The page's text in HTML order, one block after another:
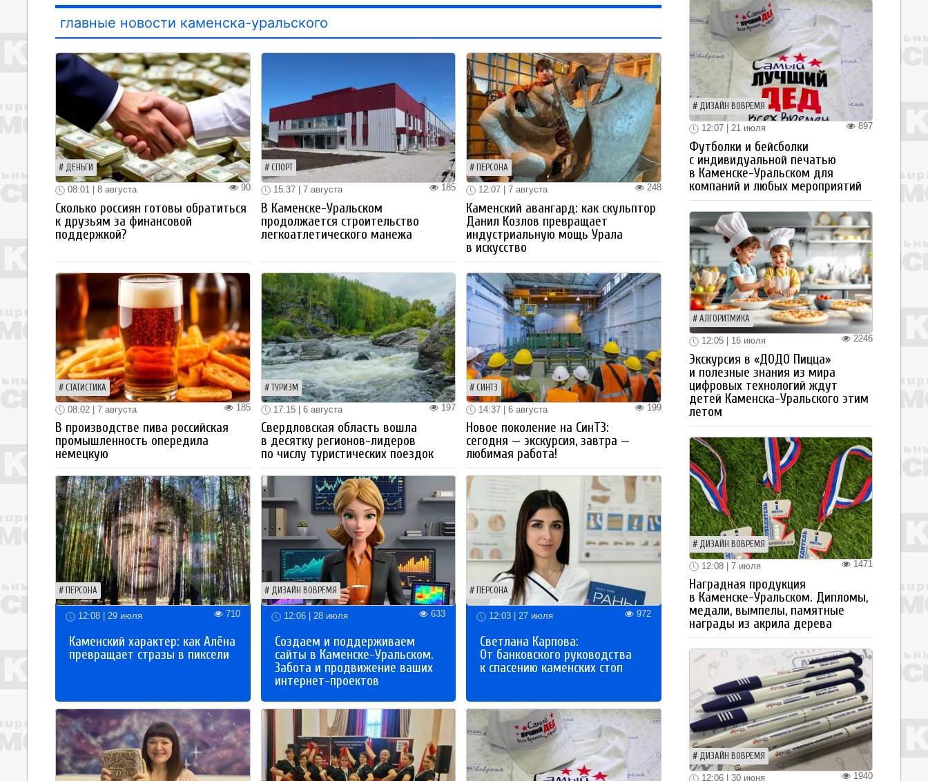
главные новости каменска-уральского
ДЕНЬГИ
90
08:01 | 8 августа
Сколько россиян готовы обратиться
к друзьям за финансовой
поддержкой?
СПОРТ
185
15:37 | 7 августа
В Каменске-Уральском
продолжается строительство
легкоатлетического манежа
ПЕРСОНА
248
12:07 | 7 августа
Каменский авангард: как скульптор
Данил Козлов превращает
индустриальную мощь Урала
в искусство
СТАТИСТИКА
185
08:02 | 7 августа
В производстве пива российская
промышленность опередила
немецкую
ТУРИЗМ
197
17:15 | 6 августа
Свердловская область вошла
в десятку регионов-лидеров
по числу туристических поездок
СИНТЗ
199
14:37 | 6 августа
Новое поколение на СинТЗ:
сегодня — экскурсия, завтра —
любимая работа!
ПЕРСОНА
12:08 | 29 июля 710
Каменский характер: как Алёна
превращает стразы в пиксели
ДИЗАЙН ВОВРЕМЯ
12:06 | 28 июля 633
Создаем и поддерживаем
сайты в Каменске-Уральском.
Забота и продвижение ваших
интернет-проектов
ПЕРСОНА
12:03 | 27 июля 972
Светлана Карпова:
От банковского руководства
к спасению каменских стоп
ДИЗАЙН ВОВРЕМЯ
897
12:07 | 21 июля
Футболки и бейсболки
с индивидуальной печатью
в Каменске-Уральском для
компаний и любых мероприятий
АЛГОРИТМИКА
2246
12:05 | 16 июля
Экскурсия в «ДОДО Пицца»
и полезные знания из мира
цифровых технологий ждут
детей Каменска-Уральского этим
летом
ДИЗАЙН ВОВРЕМЯ
1471
12:08 | 7 июля
Наградная продукция
в Каменске-Уральском. Дипломы,
медали, вымпелы, памятные
награды из акрила дерева
ДИЗАЙН ВОВРЕМЯ
1940
12:06 | 30 июня